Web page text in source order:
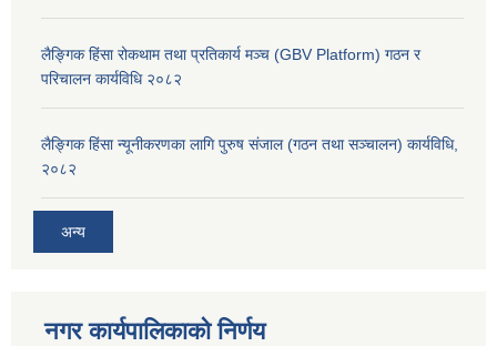
लैङ्गिक हिंसा रोकथाम तथा प्रतिकार्य मञ्च (GBV Platform) गठन र
परिचालन कार्यविधि २०८२
लैङ्गिक हिंसा न्यूनीकरणका लागि पुरुष संजाल (गठन तथा सञ्चालन) कार्यविधि,
२०८२
अन्य
नगर कार्यपालिकाको निर्णय